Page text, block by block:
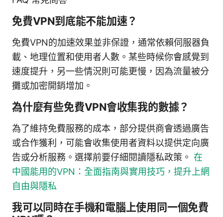
免費VPN到底能不能加速？
免費VPN的加速效果並非保證，通常依賴伺服器負
載、地理位置和使用者人數。某些時候你會感覺到
速度提升，另一些情況則可能更慢，因為流量被分
攤或加密開銷增加。
為什麼有些免費VPN會收集我的數據？
為了維持免費服務的成本，部分提供商會透過廣告
或合作獲利，可能會收集使用者資料以提供定向廣
告或分析服務。選擇前要仔細閱讀隱私政策。 在
中國能用的VPN：全面指南與實用技巧，提升上網
自由與隱私
我可以同時在手機和電腦上使用同一個免費